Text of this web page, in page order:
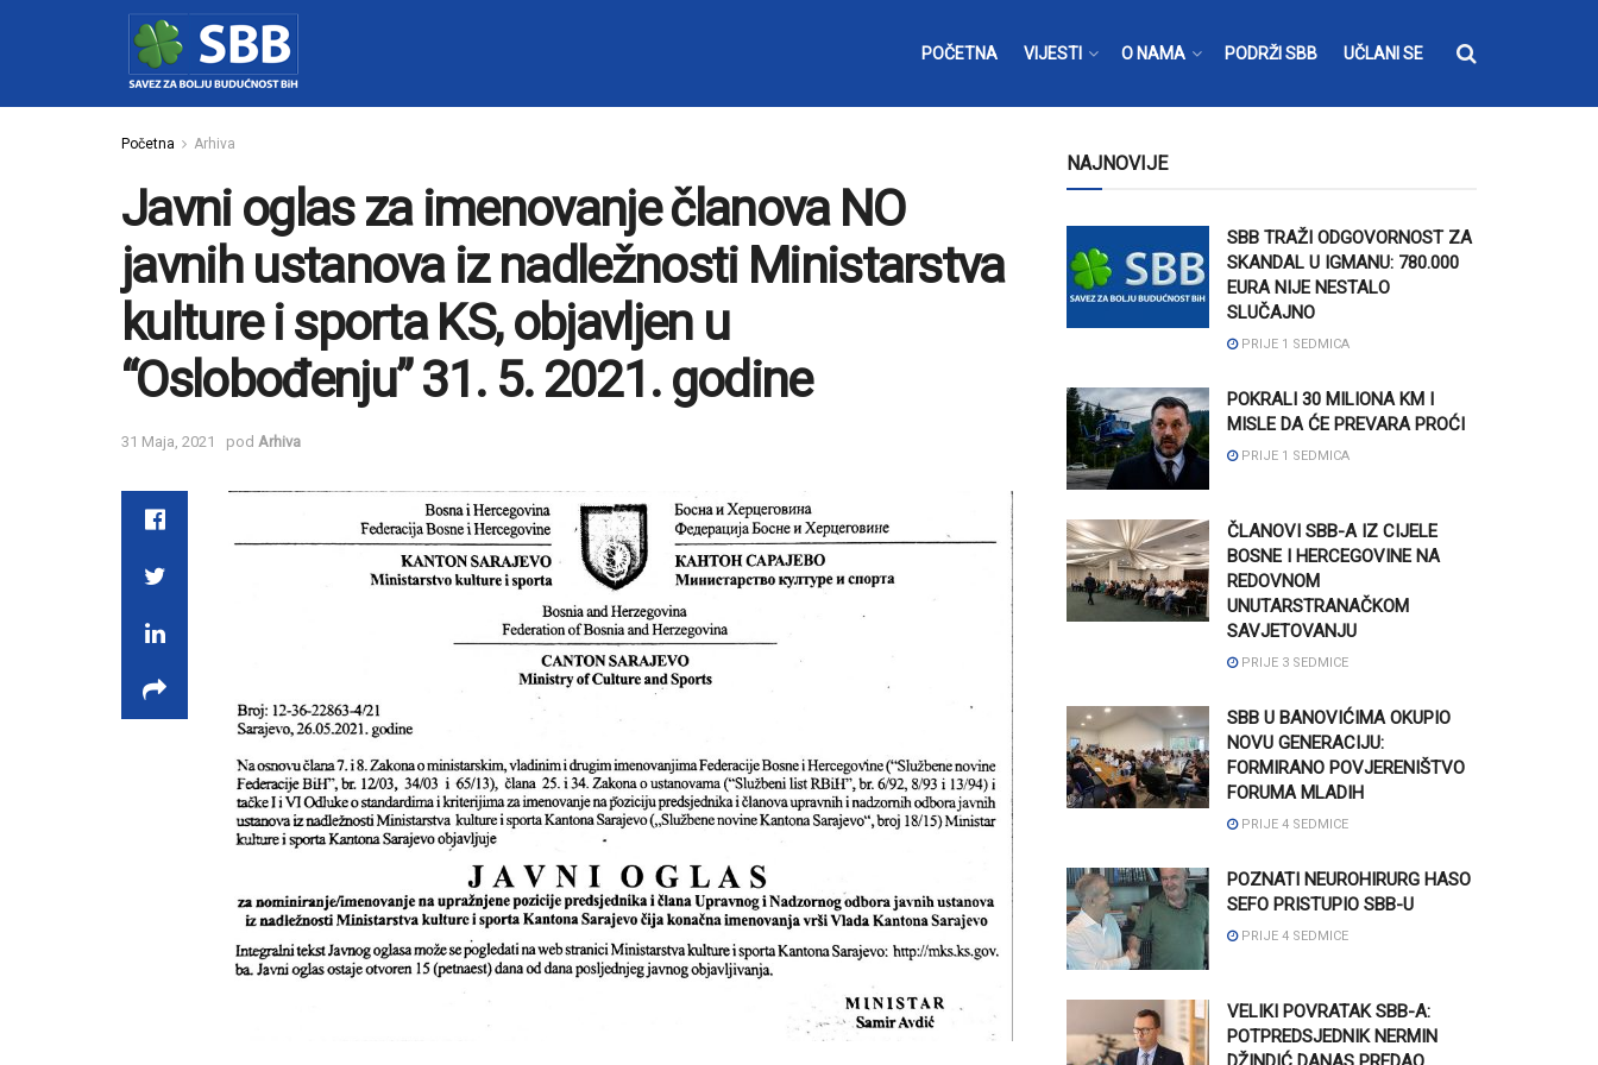
POČETNA VIJESTI O NAMA PODRŽI SBB UČLANI SE
Početna Arhiva
Javni oglas za imenovanje članova NO
javnih ustanova iz nadležnosti Ministarstva
kulture i sporta KS, objavljen u
“Oslobođenju” 31. 5. 2021. godine
31 Maja, 2021 pod Arhiva
NAJNOVIJE
SBB TRAŽI ODGOVORNOST ZA
SKANDAL U IGMANU: 780.000
EURA NIJE NESTALO
SLUČAJNO
PRIJE 1 SEDMICA
POKRALI 30 MILIONA KM I
MISLE DA ĆE PREVARA PROĆI
PRIJE 1 SEDMICA
ČLANOVI SBB-A IZ CIJELE
BOSNE I HERCEGOVINE NA
REDOVNOM
UNUTARSTRANAČKOM
SAVJETOVANJU
PRIJE 3 SEDMICE
SBB U BANOVIĆIMA OKUPIO
NOVU GENERACIJU:
FORMIRANO POVJERENIŠTVO
FORUMA MLADIH
PRIJE 4 SEDMICE
POZNATI NEUROHIRURG HASO
SEFO PRISTUPIO SBB-U
PRIJE 4 SEDMICE
VELIKI POVRATAK SBB-A:
POTPREDSJEDNIK NERMIN